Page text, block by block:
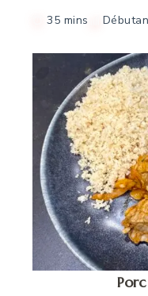
35 mins